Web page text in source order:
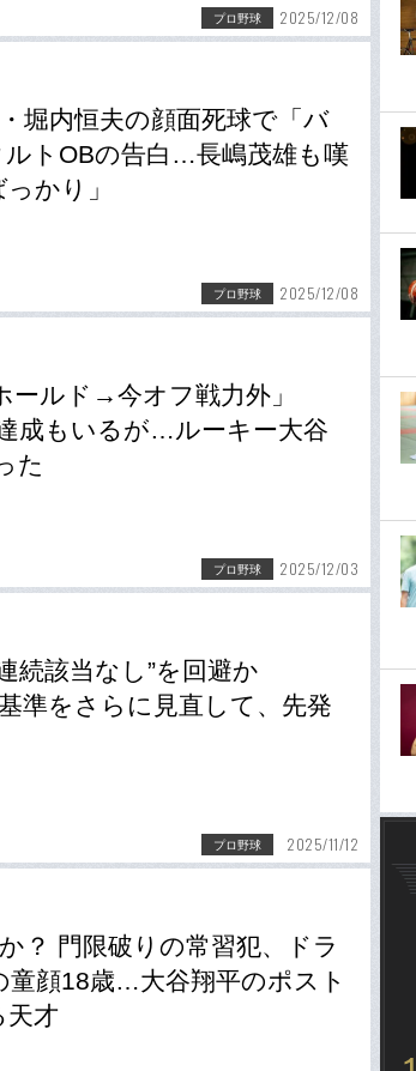
プロ野球 2025/12/08
堀内恒夫の顔面死球で「バ
トOBの告白…長嶋茂雄も嘆
かり」
プロ野球 2025/12/08
ールド→今オフ戦力外」
成もいるが…ルーキー大谷
た
プロ野球 2025/12/03
続該当なし”を回避か
準をさらに見直して、先発
プロ野球 2025/11/12
？ 門限破りの常習犯、ドラ
童顔18歳…大谷翔平のポスト
天才